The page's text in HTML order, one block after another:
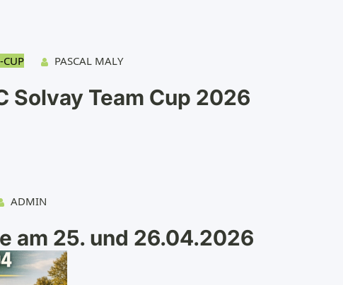
von 60 Euro auf 70 Euro. Erwachsene zahlen
CUP PASCAL MALY
Solvay Team Cup 2026
ADMIN
am 25. und 26.04.2026